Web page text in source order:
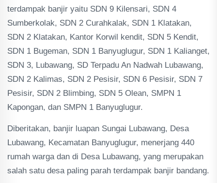
terdampak banjir yaitu SDN 9 Kilensari, SDN 4
Sumberkolak, SDN 2 Curahkalak, SDN 1 Klatakan,
SDN 2 Klatakan, Kantor Korwil kendit, SDN 5 Kendit,
SDN 1 Bugeman, SDN 1 Banyuglugur, SDN 1 Kalianget,
SDN 3, Lubawang, SD Terpadu An Nadwah Lubawang,
SDN 2 Kalimas, SDN 2 Pesisir, SDN 6 Pesisir, SDN 7
Pesisir, SDN 2 Blimbing, SDN 5 Olean, SMPN 1
Kapongan, dan SMPN 1 Banyuglugur.
Diberitakan, banjir luapan Sungai Lubawang, Desa
Lubawang, Kecamatan Banyuglugur, menerjang 440
rumah warga dan di Desa Lubawang, yang merupakan
salah satu desa paling parah terdampak banjir bandang.